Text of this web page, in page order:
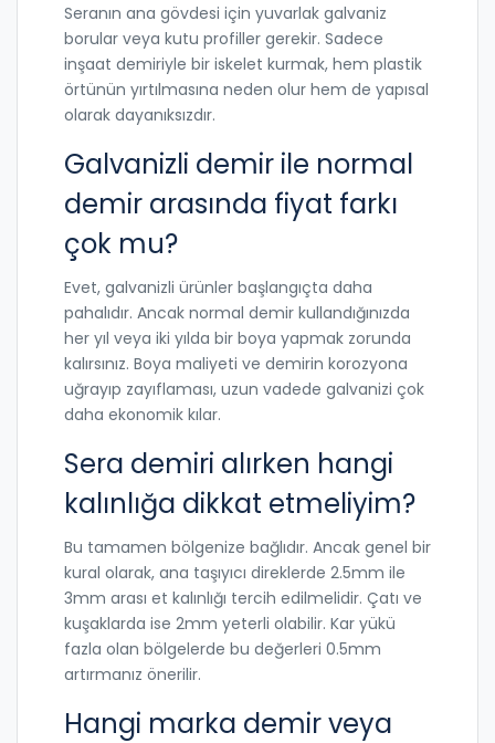
Seranın ana gövdesi için yuvarlak galvaniz
borular veya kutu profiller gerekir. Sadece
inşaat demiriyle bir iskelet kurmak, hem plastik
örtünün yırtılmasına neden olur hem de yapısal
olarak dayanıksızdır.
Galvanizli demir ile normal
demir arasında fiyat farkı
çok mu?
Evet, galvanizli ürünler başlangıçta daha
pahalıdır. Ancak normal demir kullandığınızda
her yıl veya iki yılda bir boya yapmak zorunda
kalırsınız. Boya maliyeti ve demirin korozyona
uğrayıp zayıflaması, uzun vadede galvanizi çok
daha ekonomik kılar.
Sera demiri alırken hangi
kalınlığa dikkat etmeliyim?
Bu tamamen bölgenize bağlıdır. Ancak genel bir
kural olarak, ana taşıyıcı direklerde 2.5mm ile
3mm arası et kalınlığı tercih edilmelidir. Çatı ve
kuşaklarda ise 2mm yeterli olabilir. Kar yükü
fazla olan bölgelerde bu değerleri 0.5mm
artırmanız önerilir.
Hangi marka demir veya